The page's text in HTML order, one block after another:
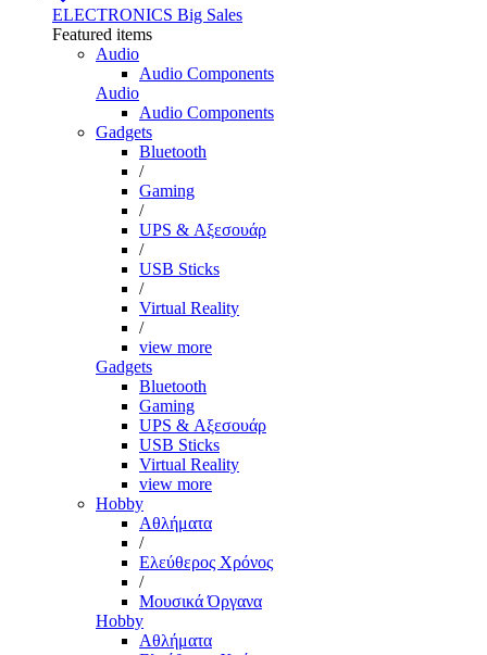
ELECTRONICS Big Sales
Featured items
Audio
Audio Components
Audio
Audio Components
Gadgets
Bluetooth
/
Gaming
/
UPS & Αξεσουάρ
/
USB Sticks
/
Virtual Reality
/
view more
Gadgets
Bluetooth
Gaming
UPS & Αξεσουάρ
USB Sticks
Virtual Reality
view more
Hobby
Αθλήματα
/
Ελεύθερος Χρόνος
/
Μουσικά Όργανα
Hobby
Αθλήματα